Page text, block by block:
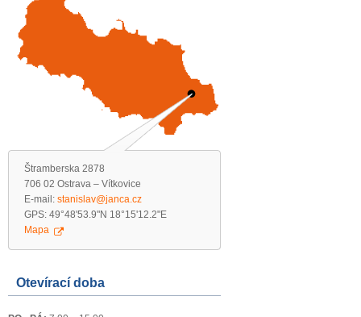
Štramberska 2878
706 02 Ostrava – Vítkovice
E-mail: stanislav@janca.cz
GPS: 49°48'53.9"N 18°15'12.2"E
Mapa
Otevírací doba